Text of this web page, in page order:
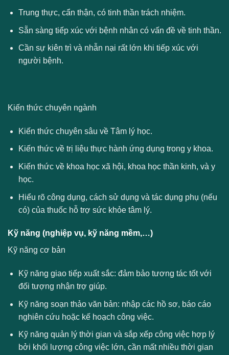
Trung thực, cẩn thận, có tinh thần trách nhiệm.
Sẵn sàng tiếp xúc với bệnh nhân có vấn đề về tinh thần.
Cần sự kiên trì và nhẫn nại rất lớn khi tiếp xúc với
người bệnh.
Kiến thức chuyên ngành
Kiến thức chuyên sâu về Tâm lý học.
Kiến thức về trị liệu thực hành ứng dụng trong y khoa.
Kiến thức về khoa học xã hội, khoa học thần kinh, và y
học.
Hiểu rõ công dụng, cách sử dụng và tác dụng phụ (nếu
có) của thuốc hỗ trợ sức khỏe tâm lý.
Kỹ năng (nghiệp vụ, kỹ năng mềm,…)
Kỹ năng cơ bản
Kỹ năng giao tiếp xuất sắc: đảm bảo tương tác tốt với
đối tượng nhận trợ giúp.
Kỹ năng soạn thảo văn bản: nhập các hồ sơ, báo cáo
nghiên cứu hoặc kế hoạch công việc.
Kỹ năng quản lý thời gian và sắp xếp công việc hợp lý
bởi khối lượng công việc lớn, cần mất nhiều thời gian